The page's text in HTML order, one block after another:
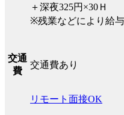
＋深夜325円×30Ｈ
※残業などにより給
交通
費
交通費あり
リモート面接OK